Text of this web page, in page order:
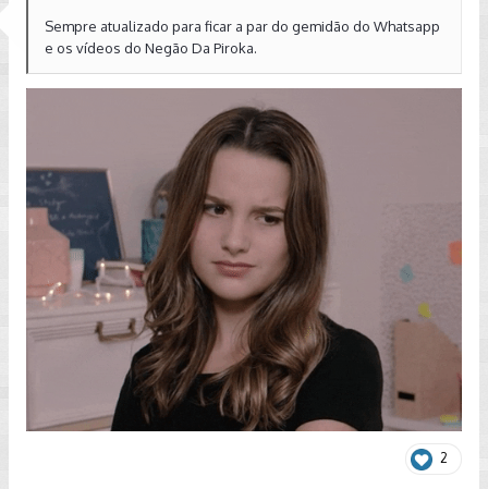
O resto é praticamente automático.
Sempre atualizado para ficar a par do gemidão do Whatsapp
e os vídeos do Negão Da Piroka.
2